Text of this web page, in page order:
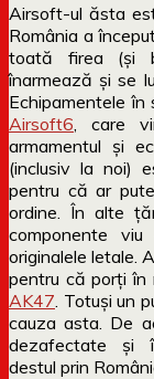
Airsoft-ul ăsta
România a
toată firea (și
înarmează și se
Echipamentele
Airsoft6 , care
armamentul și
(inclusiv la noi)
pentru că ar
ordine. În alte
componente
originalele letale.
pentru că porți în
AK47 . Totuși un
cauza asta. De
dezafectate și
destul prin